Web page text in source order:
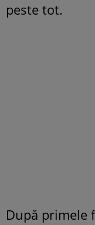
peste tot.
După primele